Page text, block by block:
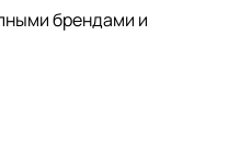
брендами и